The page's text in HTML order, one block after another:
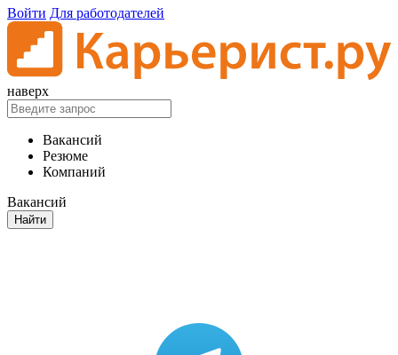
Войти Для работодателей
наверх
Вакансий
Резюме
Компаний
Вакансий
Найти